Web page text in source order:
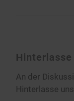
An der
Hinterlasse